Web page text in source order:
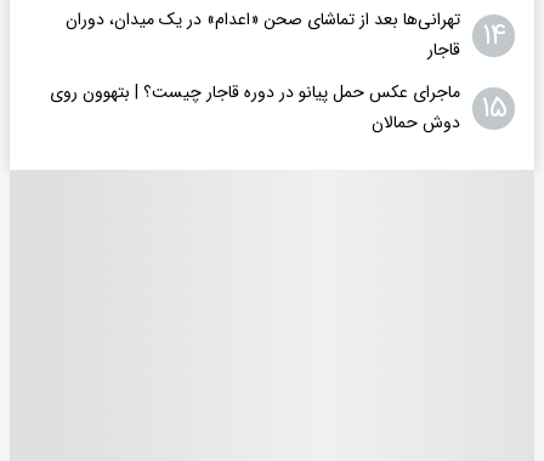
۱۴
تهرانی‌ها بعد از تماشای صحن «اعدام» در یک میدان، دوران
قاجار
۱۵
ماجرای عکس حمل پیانو در دوره قاجار چیست؟ | بتهوون روی
دوش حمالان